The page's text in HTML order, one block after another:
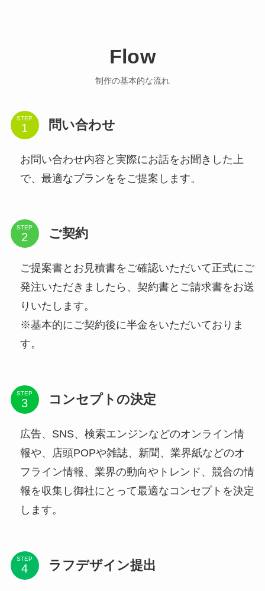
Flow
制作の基本的な流れ
STEP 問い合わせ
お問い合わせ内容と実際にお話をお聞きした上
で、最適なプランををご提案します。
STEP ご契約
ご提案書とお見積書をご確認いただいて正式にご
発注いただきましたら、契約書とご請求書をお送
りいたします。
※基本的にご契約後に半金をいただいておりま
す。
STEP コンセプトの決定
広告、SNS、検索エンジンなどのオンライン情
報や、店頭POPや雑誌、新聞、業界紙などのオ
フライン情報、業界の動向やトレンド、競合の情
報を収集し御社にとって最適なコンセプトを決定
します。
STEP ラフデザイン提出